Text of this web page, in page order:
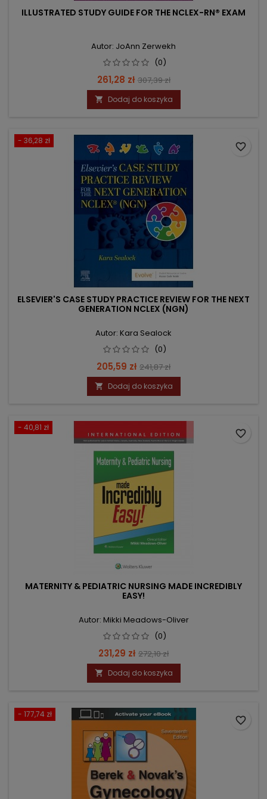
ILLUSTRATED STUDY GUIDE FOR THE NCLEX-RN® EXAM
Autor: JoAnn Zerwekh
(0)
Cena
261,28 zł Cena
podstawowa
307,39 zł
 Dodaj do koszyka
- 36,28 zł
ELSEVIER'S CASE STUDY PRACTICE REVIEW FOR THE NEXT
GENERATION NCLEX (NGN)
Autor: Kara Sealock
(0)
Cena
205,59 zł Cena
podstawowa
241,87 zł
 Dodaj do koszyka
favorite_border
- 40,81 zł
MATERNITY & PEDIATRIC NURSING MADE INCREDIBLY
EASY!
Autor: Mikki Meadows-Oliver
(0)
Cena
231,29 zł Cena
podstawowa
272,10 zł
 Dodaj do koszyka
favorite_border
- 177,74 zł
favorite_border